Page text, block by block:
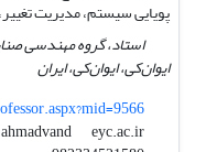
پویایی سیستم، مدیریت
استاد، گروه مهندسی
ایوان‌کی، ایوان‌کی، ایران
ahmadvand
eyc.ac.ir